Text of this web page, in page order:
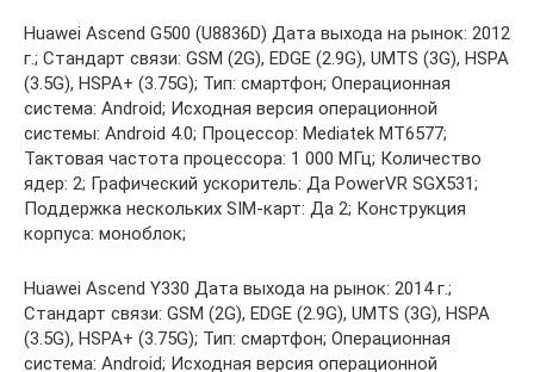
Huawei Ascend G500 (U8836D) Дата выхода на рынок: 2012
г.; Стандарт связи: GSM (2G), EDGE (2.9G), UMTS (3G), HSPA
(3.5G), HSPA+ (3.75G); Тип: смартфон; Операционная
система: Android; Исходная версия операционной
системы: Android 4.0; Процессор: Mediatek MT6577;
Тактовая частота процессора: 1 000 МГц; Количество
ядер: 2; Графический ускоритель: Да PowerVR SGX531;
Поддержка нескольких SIM-карт: Да 2; Конструкция
корпуса: моноблок;
Huawei Ascend Y330 Дата выхода на рынок: 2014 г.;
Стандарт связи: GSM (2G), EDGE (2.9G), UMTS (3G), HSPA
(3.5G), HSPA+ (3.75G); Тип: смартфон; Операционная
система: Android; Исходная версия операционной